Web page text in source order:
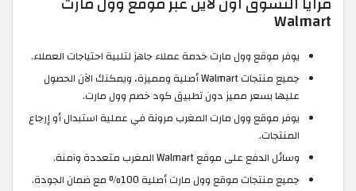
Walmart
يوفر موقع وول مارت خدمة عملاء جاهز لتلبية احتياجات العملاء.
جميع منتجات Walmart أصلية ومميزة، ويمكنك الآن الحصول
عليها بسعر مميز دون تطبيق كود خصم وول مارت.
يوفر موقع وول مارت المغرب مرونة في عملية استبدال أو إرجاع
المنتجات.
وسائل الدفع على موقع Walmart المغرب متعددة وآمنة.
جميع منتجات موقع وول مارت أصلية 100% مع ضمان الجودة.